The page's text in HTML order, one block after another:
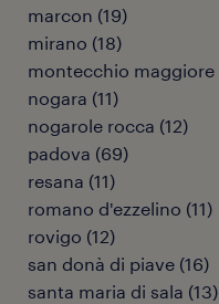
marcon (19)
mirano (18)
montecchio maggiore
nogara (11)
nogarole rocca (12)
padova (69)
resana (11)
romano d'ezzelino (11)
rovigo (12)
san donà di piave (16)
santa maria di sala (13)